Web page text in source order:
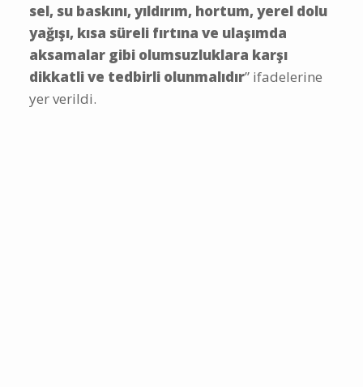
sel, su baskını, yıldırım, hortum, yerel dolu
yağışı, kısa süreli fırtına ve ulaşımda
aksamalar gibi olumsuzluklara karşı
dikkatli ve tedbirli olunmalıdır” ifadelerine
yer verildi.